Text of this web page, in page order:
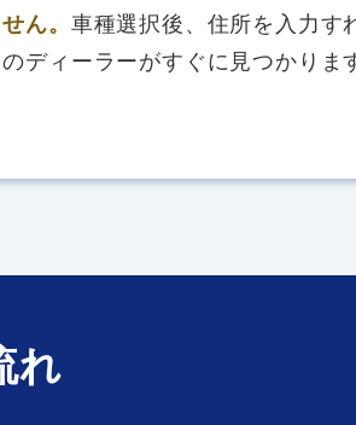
ん。 車種選択後、住所を入力す
ディーラーがすぐに見つかりま
れ